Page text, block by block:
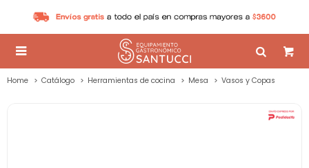

Home Catálogo Herramientas de cocina Mesa Vasos y Copas